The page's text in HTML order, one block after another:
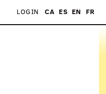
LOGIN CA ES EN FR